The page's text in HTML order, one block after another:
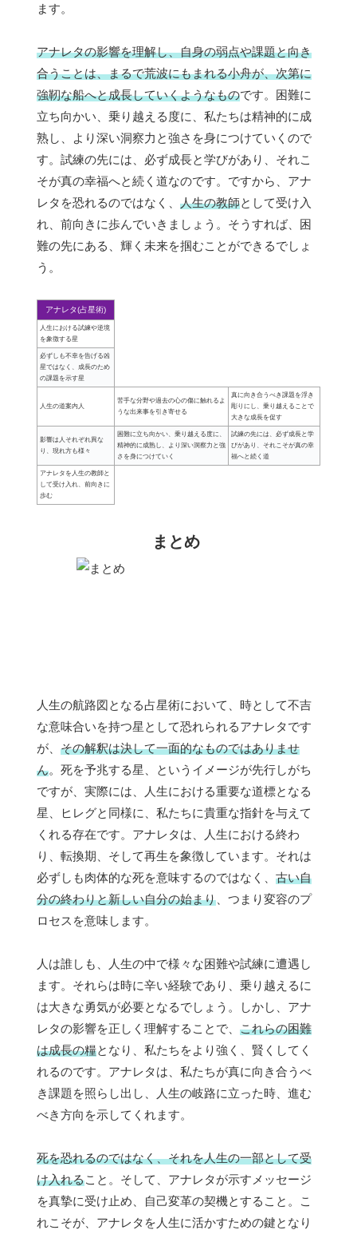
ます。
アナレタの影響を理解し、自身の弱点や課題と向き
合うことは、まるで荒波にもまれる小舟が、次第に
強靭な船へと成長していくようなものです。困難に
立ち向かい、乗り越える度に、私たちは精神的に成
熟し、より深い洞察力と強さを身につけていくので
す。試練の先には、必ず成長と学びがあり、それこ
そが真の幸福へと続く道なのです。ですから、アナ
レタを恐れるのではなく、 人生の教師として受け入
れ、前向きに歩んでいきましょう。そうすれば、困
難の先にある、輝く未来を掴むことができるでしょ
う。
アナレタ(占星術)
人生における試練や逆境
を象徴する星
必ずしも不幸を告げる凶
星ではなく、成長のため
の課題を示す星
人生の道案内人
苦手な分野や過去の心の傷に触れるよ
うな出来事を引き寄せる
真に向き合うべき課題を浮き
彫りにし、乗り越えることで
大きな成長を促す
影響は人それぞれ異な
り、現れ方も様々
困難に立ち向かい、乗り越える度に、
精神的に成熟し、より深い洞察力と強
さを身につけていく
試練の先には、必ず成長と学
びがあり、それこそが真の幸
福へと続く道
アナレタを人生の教師と
して受け入れ、前向きに
歩む
まとめ
人生の航路図となる占星術において、時として不吉
な意味合いを持つ星として恐れられるアナレタです
が、 その解釈は決して一面的なものではありませ
ん。死を予兆する星、というイメージが先行しがち
ですが、実際には、人生における重要な道標となる
星、ヒレグと同様に、私たちに貴重な指針を与えて
くれる存在です。アナレタは、人生における終わ
り、転換期、そして再生を象徴しています。それは
必ずしも肉体的な死を意味するのではなく、 古い自
分の終わりと新しい自分の始まり 、つまり変容のプ
ロセスを意味します。
人は誰しも、人生の中で様々な困難や試練に遭遇し
ます。それらは時に辛い経験であり、乗り越えるに
は大きな勇気が必要となるでしょう。しかし、アナ
レタの影響を正しく理解することで、 これらの困難
は成長の糧となり、私たちをより強く、賢くしてく
れるのです。アナレタは、私たちが真に向き合うべ
き課題を照らし出し、人生の岐路に立った時、進む
べき方向を示してくれます。
死を恐れるのではなく、それを人生の一部として受
け入れること。そして、アナレタが示すメッセージ
を真摯に受け止め、自己変革の契機とすること。こ
れこそが、アナレタを人生に活かすための鍵となり